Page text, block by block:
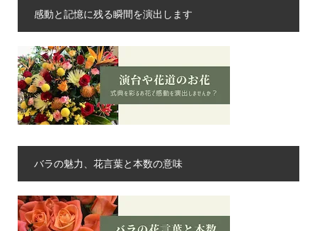
感動と記憶に残る瞬間を演出します
バラの魅力、花言葉と本数の意味